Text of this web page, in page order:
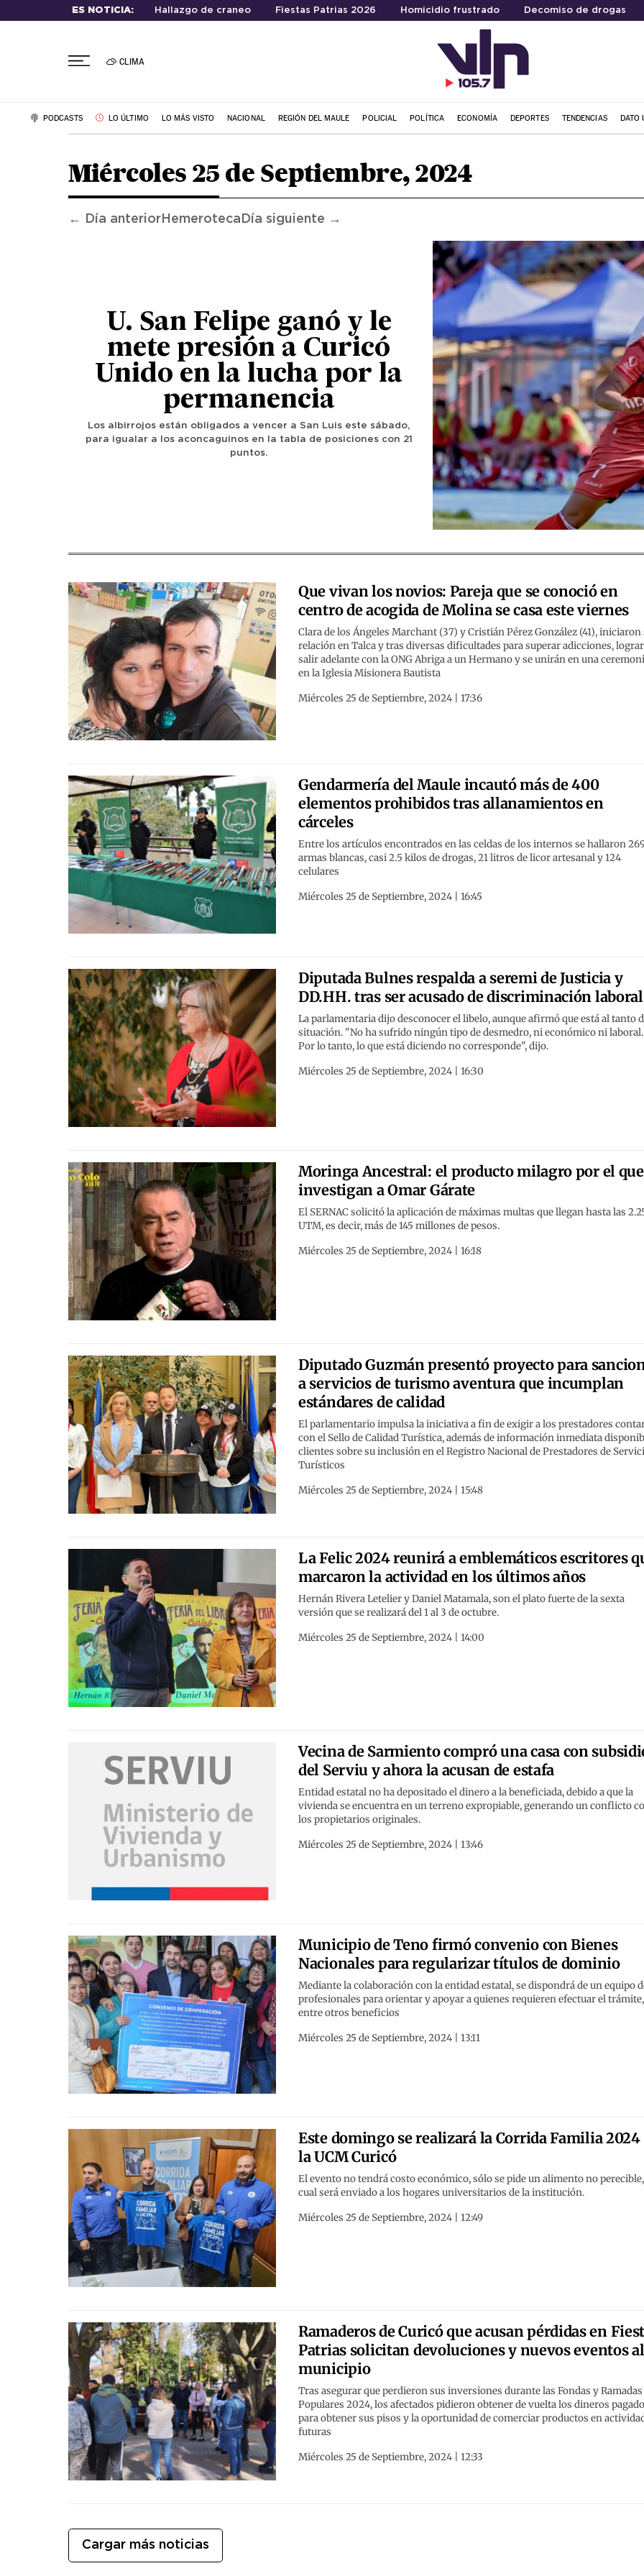
ES NOTICIA: Hallazgo de craneo Fiestas Patrias 2026 Homicidio frustrado Decomiso de drogas
CLIMA
PODCASTS LO ÚLTIMO LO MÁS VISTO NACIONAL REGIÓN DEL MAULE POLICIAL POLÍTICA ECONOMÍA DEPORTES TENDENCIAS DATO
Miércoles 25 de Septiembre, 2024
← Día anteriorHemeroteca Día siguiente →
U. San Felipe ganó y le
mete presión a Curicó
Unido en la lucha por la
permanencia
Los albirrojos están obligados a vencer a San Luis este sábado,
para igualar a los aconcaguinos en la tabla de posiciones con 21
puntos.
Que vivan los novios: Pareja que se conoció en
centro de acogida de Molina se casa este viernes
Clara de los Ángeles Marchant (37) y Cristián Pérez González (41), iniciaron
relación en Talca y tras diversas dificultades para superar adicciones,
salir adelante con la ONG Abriga a un Hermano y se unirán en una
en la Iglesia Misionera Bautista
Miércoles 25 de Septiembre, 2024 | 17:36
Gendarmería del Maule incautó más de 400
elementos prohibidos tras allanamientos en
cárceles
Entre los artículos encontrados en las celdas de los internos se hallaron
armas blancas, casi 2.5 kilos de drogas, 21 litros de licor artesanal y 124
celulares
Miércoles 25 de Septiembre, 2024 | 16:45
Diputada Bulnes respalda a seremi de Justicia y
DD.HH. tras ser acusado de discriminación laboral
La parlamentaria dijo desconocer el libelo, aunque afirmó que está al tanto
situación. "No ha sufrido ningún tipo de desmedro, ni económico ni laboral.
Por lo tanto, lo que está diciendo no corresponde", dijo.
Miércoles 25 de Septiembre, 2024 | 16:30
Moringa Ancestral: el producto milagro por el que
investigan a Omar Gárate
El SERNAC solicitó la aplicación de máximas multas que llegan hasta las
UTM, es decir, más de 145 millones de pesos.
Miércoles 25 de Septiembre, 2024 | 16:18
Diputado Guzmán presentó proyecto para
a servicios de turismo aventura que incumplan
estándares de calidad
El parlamentario impulsa la iniciativa a fin de exigir a los prestadores
con el Sello de Calidad Turística, además de información inmediata
clientes sobre su inclusión en el Registro Nacional de Prestadores de
Turísticos
Miércoles 25 de Septiembre, 2024 | 15:48
La Felic 2024 reunirá a emblemáticos escritores
marcaron la actividad en los últimos años
Hernán Rivera Letelier y Daniel Matamala, son el plato fuerte de la sexta
versión que se realizará del 1 al 3 de octubre.
Miércoles 25 de Septiembre, 2024 | 14:00
Vecina de Sarmiento compró una casa con
del Serviu y ahora la acusan de estafa
Entidad estatal no ha depositado el dinero a la beneficiada, debido a que la
vivienda se encuentra en un terreno expropiable, generando un conflicto
los propietarios originales.
Miércoles 25 de Septiembre, 2024 | 13:46
Municipio de Teno firmó convenio con Bienes
Nacionales para regularizar títulos de dominio
Mediante la colaboración con la entidad estatal, se dispondrá de un equipo
profesionales para orientar y apoyar a quienes requieren efectuar el trámite,
entre otros beneficios
Miércoles 25 de Septiembre, 2024 | 13:11
Este domingo se realizará la Corrida Familia 2024
la UCM Curicó
El evento no tendrá costo económico, sólo se pide un alimento no
cual será enviado a los hogares universitarios de la institución.
Miércoles 25 de Septiembre, 2024 | 12:49
Ramaderos de Curicó que acusan pérdidas en
Patrias solicitan devoluciones y nuevos eventos al
municipio
Tras asegurar que perdieron sus inversiones durante las Fondas y Ramadas
Populares 2024, los afectados pidieron obtener de vuelta los dineros
para obtener sus pisos y la oportunidad de comerciar productos en
futuras
Miércoles 25 de Septiembre, 2024 | 12:33
Cargar más noticias